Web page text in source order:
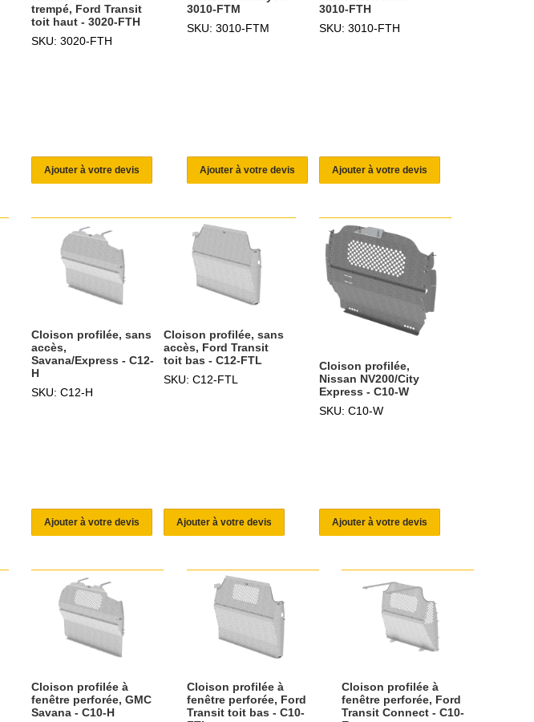
trempé, Ford Transit
toit haut - 3020-FTH
SKU: 3020-FTH
Ajouter à votre devis
3010-FTM
SKU: 3010-FTM
Ajouter à votre devis
3010-FTH
SKU: 3010-FTH
Ajouter à votre devis
Cloison profilée, sans
accès,
Savana/Express - C12-
H
SKU: C12-H
Ajouter à votre devis
Cloison profilée, sans
accès, Ford Transit
toit bas - C12-FTL
SKU: C12-FTL
Ajouter à votre devis
Cloison profilée,
Nissan NV200/City
Express - C10-W
SKU: C10-W
Ajouter à votre devis
Cloison profilée à
fenêtre perforée, GMC
Savana - C10-H
Cloison profilée à
fenêtre perforée, Ford
Transit toit bas - C10-
Cloison profilée à
fenêtre perforée, Ford
Transit Connect - C10-